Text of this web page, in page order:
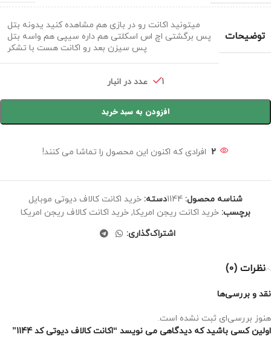
توضیحات
میتونید اکانت رو در بازی هم مشاهده کنید یدونه بتل
پس برگشتی اچ اس اسکلتی هم داره سیپی هم واسه بتل
پس سیزن بعد رو اکانت هست با تشکر
1 عدد در انبار
افزودن به سبد خرید
2 افرادی که اکنون این محصول را تماشا می کنند!
شناسه محصول: 1144دسته: خرید اکانت کالاف دیوتی موبایل
برچسب: خرید اکانت ریجن امریکا, خرید اکانت کالاف ریجن امریکا
اشتراک‌گذاری:
نظرات (0)
نقد و بررسی‌ها
هنوز بررسی‌ای ثبت نشده است.
اولین کسی باشید که دیدگاهی می نویسد “اکانت کالاف دیوتی کد 1144”